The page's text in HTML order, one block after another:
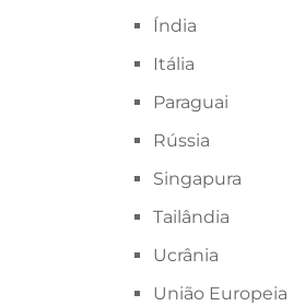
Índia
Itália
Paraguai
Rússia
Singapura
Tailândia
Ucrânia
União Europeia